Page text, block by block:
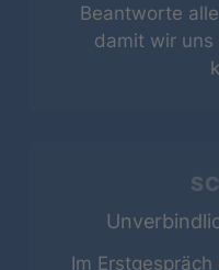
Beantworte
damit wir
Im
4 5